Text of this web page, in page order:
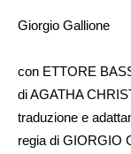
Giorgio Gallione
con ETTORE
di AGATHA
traduzione e
regia di GIORGIO